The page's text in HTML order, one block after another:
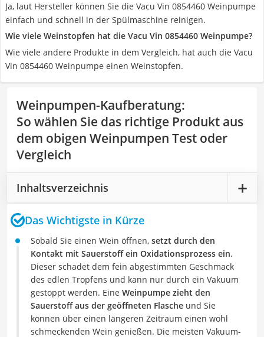
Ja, laut Hersteller können Sie die Vacu Vin 0854460 Weinpumpe
einfach und schnell in der Spülmaschine reinigen.
Wie viele Weinstopfen hat die Vacu Vin 0854460 Weinpumpe?
Wie viele andere Produkte in dem Vergleich, hat auch die Vacu
Vin 0854460 Weinpumpe einen Weinstopfen.
Weinpumpen-Kaufberatung:
So wählen Sie das richtige Produkt aus
dem obigen Weinpumpen Test oder
Vergleich
Inhaltsverzeichnis
Das Wichtigste in Kürze
Sobald Sie einen Wein öffnen, setzt durch den
Kontakt mit Sauerstoff ein Oxidationsprozess ein.
Dieser schadet dem fein abgestimmten Geschmack
des edlen Tropfens und kann nur durch ein Vakuum
gestoppt werden. Eine Weinpumpe zieht den
Sauerstoff aus der geöffneten Flasche und Sie
können über einen längeren Zeitraum einen wohl
schmeckenden Wein genießen. Die meisten Vakuum-